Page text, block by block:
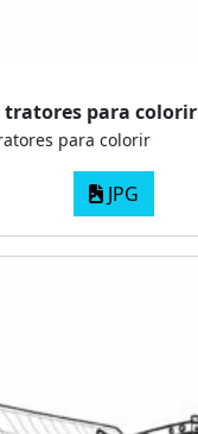
tratores para colorir
para colorir
JPG